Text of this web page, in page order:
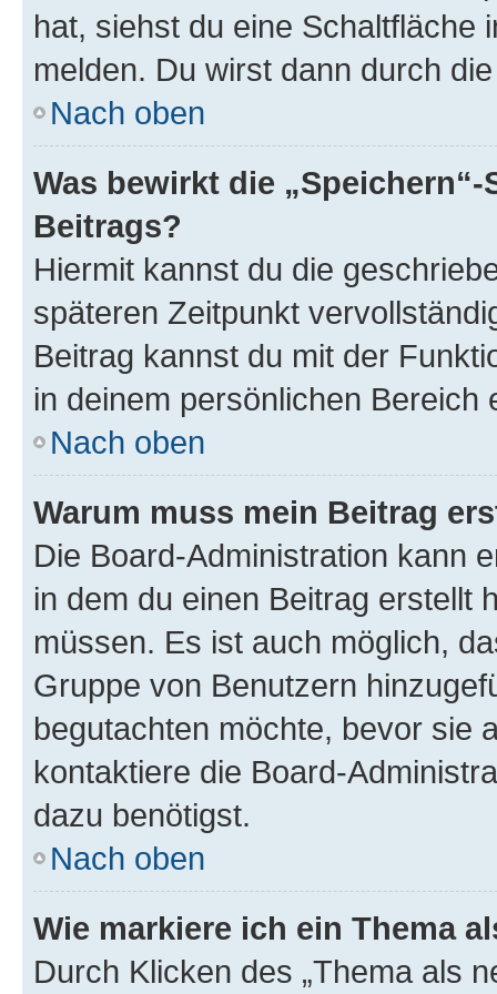
hat, siehst du eine Schaltfläche
melden. Du wirst dann durch
Nach oben
Was bewirkt die
Beitrags?
Hiermit kannst du die
späteren Zeitpunkt
Beitrag kannst du mit der
in deinem persönlichen Bereich
Nach oben
Warum muss mein Beitrag
Die Board-Administration kann
in dem du einen Beitrag erstellt
müssen. Es ist auch möglich,
Gruppe von Benutzern
begutachten möchte, bevor sie
kontaktiere die Board-
dazu benötigst.
Nach oben
Wie markiere ich ein Thema
Durch Klicken des „Thema als